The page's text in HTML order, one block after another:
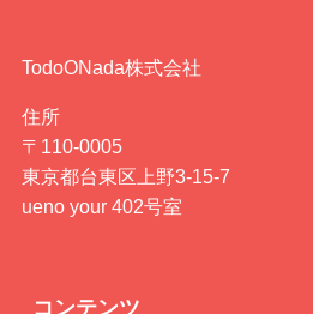
TodoONada株式会社
住所
〒110-0005
東京都台東区上野3-15-7
ueno your 402号室
コンテンツ